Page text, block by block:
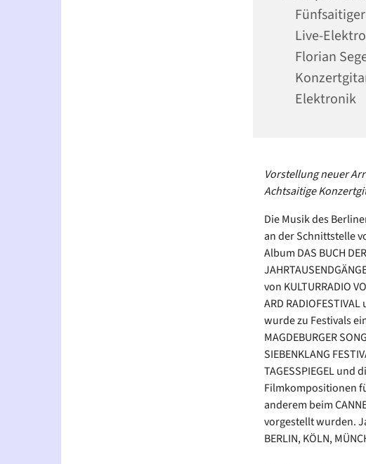
Live-
Florian
Elektronik
Vorstellung neuer
Achtsaitige
Die Musik des
an der Schnittstelle
Album DAS BUCH
von KULTURRADIO
ARD
wurde zu Festivals
MAGDEBURGER
SIEBENKLANG
TAGESSPIEGEL und
Filmkompositionen
anderem beim
vorgestellt wurden.
BERLIN, KÖLN,